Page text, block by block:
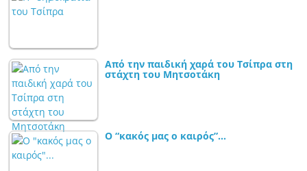
Από την παιδική χαρά του Τσίπρα στη
στάχτη του Μητσοτάκη
Ο “κακός μας ο καιρός”…